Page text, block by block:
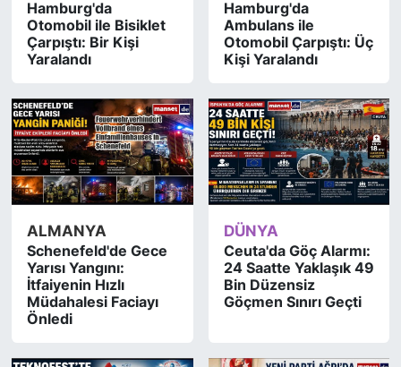
Hamburg'da
Otomobil ile Bisiklet
Çarpıştı: Bir Kişi
Yaralandı
Hamburg'da
Ambulans ile
Otomobil Çarpıştı: Üç
Kişi Yaralandı
ALMANYA
Schenefeld'de Gece
Yarısı Yangını:
İtfaiyenin Hızlı
Müdahalesi Faciayı
Önledi
DÜNYA
Ceuta'da Göç Alarmı:
24 Saatte Yaklaşık 49
Bin Düzensiz
Göçmen Sınırı Geçti
SİYASET